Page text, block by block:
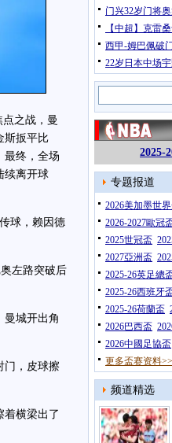
之战，曼
斯扳平比
最终，全场
续离开球
球，赖因德
左路突破后
城开出角
，皮球擦
横梁出了
门兴32岁门将
【中超】克雷
西甲-姆巴佩破
22岁日本中场
2025-
专题报道
2026美加墨世
2026-2027歐冠
2025世冠盃
2027亞洲盃
2025-26英足總
2025-26西班牙
2025-26荷蘭盃
2026巴西盃
2026中國足協盃
更多盃赛资料>>
频道精选